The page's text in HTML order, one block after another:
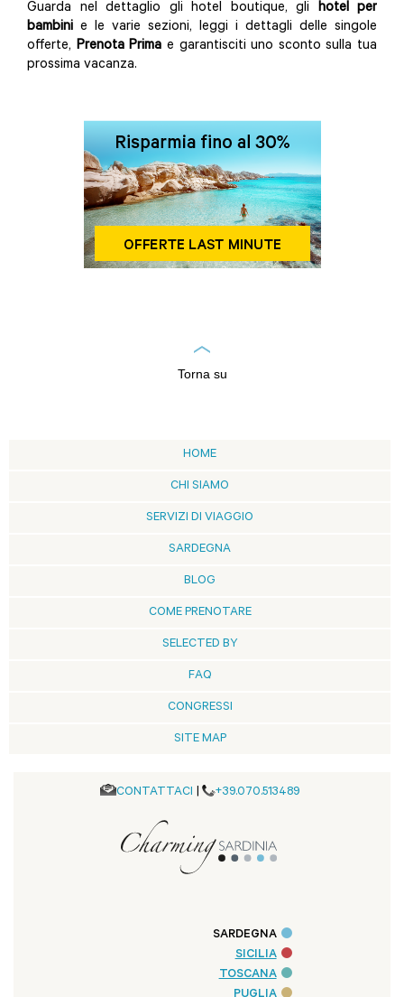
Guarda nel dettaglio gli hotel boutique, gli hotel per
bambini e le varie sezioni, leggi i dettagli delle singole
offerte, Prenota Prima e garantisciti uno sconto sulla tua
prossima vacanza.
Torna su
HOME
CHI SIAMO
SERVIZI DI VIAGGIO
SARDEGNA
BLOG
COME PRENOTARE
SELECTED BY
FAQ
CONGRESSI
SITE MAP
CONTATTACI | +39.070.513489
SARDEGNA
SICILIA
TOSCANA
PUGLIA